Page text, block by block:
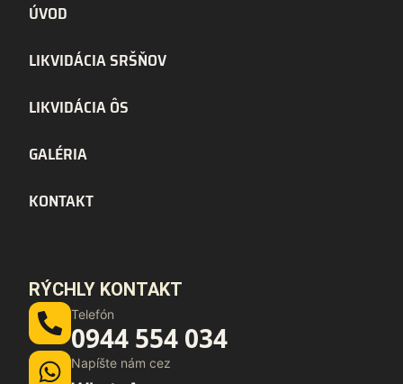
ÚVOD
LIKVIDÁCIA SRŠŇOV
LIKVIDÁCIA ÔS
GALÉRIA
KONTAKT
RÝCHLY KONTAKT
Telefón
0944 554 034
Napíšte nám cez